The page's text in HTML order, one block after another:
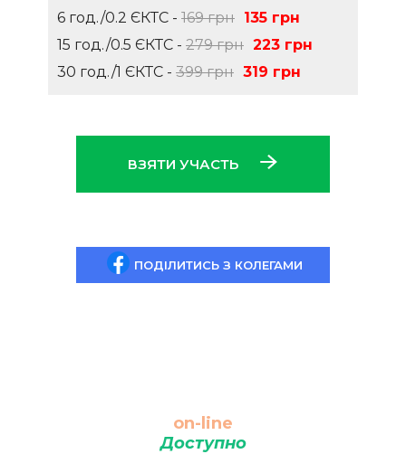
6 год./0.2 ЄКТС - 169 грн 135 грн
15 год./0.5 ЄКТС - 279 грн 223 грн
30 год./1 ЄКТС - 399 грн 319 грн
ВЗЯТИ УЧАСТЬ
ПОДІЛИТИСЬ З КОЛЕГАМИ
on-line
Доступно